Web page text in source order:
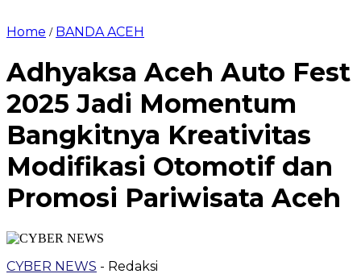
Home / BANDA ACEH
Adhyaksa Aceh Auto Fest
2025 Jadi Momentum
Bangkitnya Kreativitas
Modifikasi Otomotif dan
Promosi Pariwisata Aceh
CYBER NEWS - Redaksi